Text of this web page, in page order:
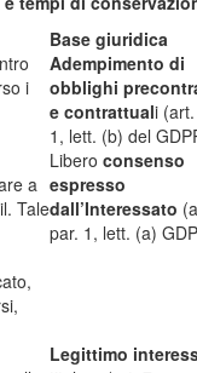
Base giuridica
i
Adempimento di
obblighi
e contrattuali
1, lett. (b) del
a
Tale
Libero consenso
espresso
dall’Interessato
par. 1, lett. (a)
Legittimo